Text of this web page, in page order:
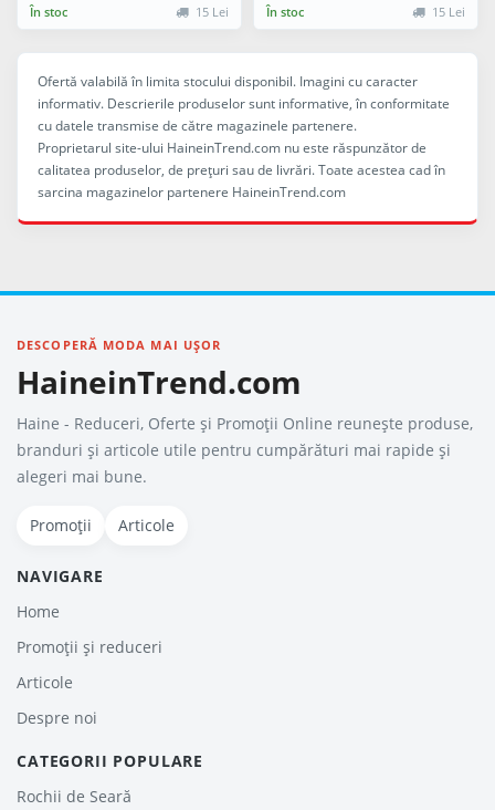
În stoc 15 Lei În stoc 15 Lei
Ofertă valabilă în limita stocului disponibil. Imagini cu caracter
informativ. Descrierile produselor sunt informative, în conformitate
cu datele transmise de către magazinele partenere.
Proprietarul site-ului HaineinTrend.com nu este răspunzător de
calitatea produselor, de preţuri sau de livrări. Toate acestea cad în
sarcina magazinelor partenere HaineinTrend.com
DESCOPERĂ MODA MAI UȘOR
HaineinTrend.com
Haine - Reduceri, Oferte şi Promoţii Online reunește produse,
branduri și articole utile pentru cumpărături mai rapide și
alegeri mai bune.
Promoții Articole
NAVIGARE
Home
Promoții și reduceri
Articole
Despre noi
CATEGORII POPULARE
Rochii de Seară